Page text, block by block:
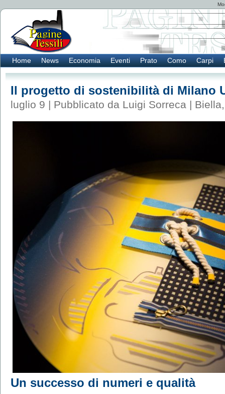
Home News Economia Eventi Prato Como Carpi
Il progetto di sostenibilità di Milano
luglio 9 | Pubblicato da Luigi Sorreca | Biella
Un successo di numeri e qualità